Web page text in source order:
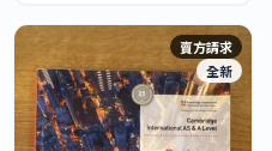
賣方請求
全新